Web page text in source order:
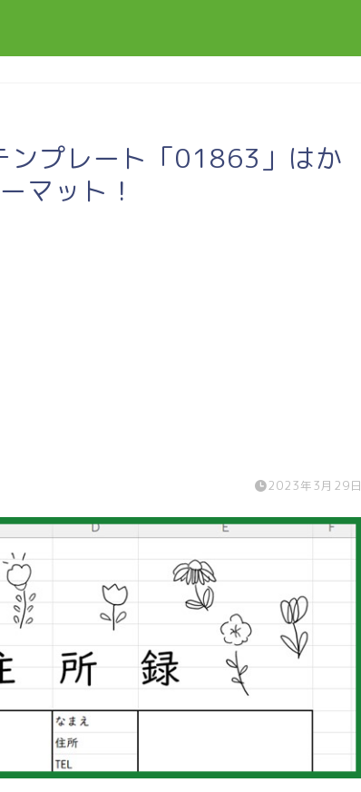
ンプレート「01863」はか
マット！
2023年3月29日